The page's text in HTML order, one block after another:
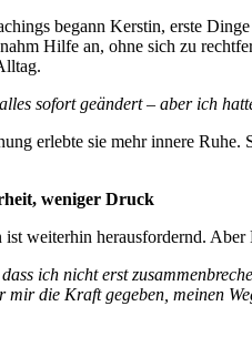
begann Kerstin, erste
Hilfe an, ohne sich zu
alles sofort geändert – aber ich
erlebte sie mehr innere
weniger Druck
ist weiterhin herausfordernd.
dass ich nicht erst
mir die Kraft gegeben, meinen